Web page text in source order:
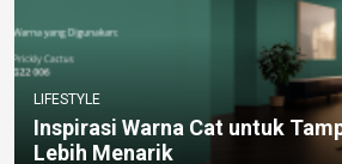
LIFESTYLE
Inspirasi Warna Cat untuk
Lebih Menarik